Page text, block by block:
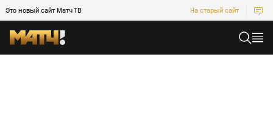
Это новый сайт Матч ТВ На старый сайт